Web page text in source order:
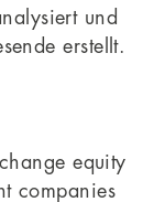
und
erstellt.
equity
companies